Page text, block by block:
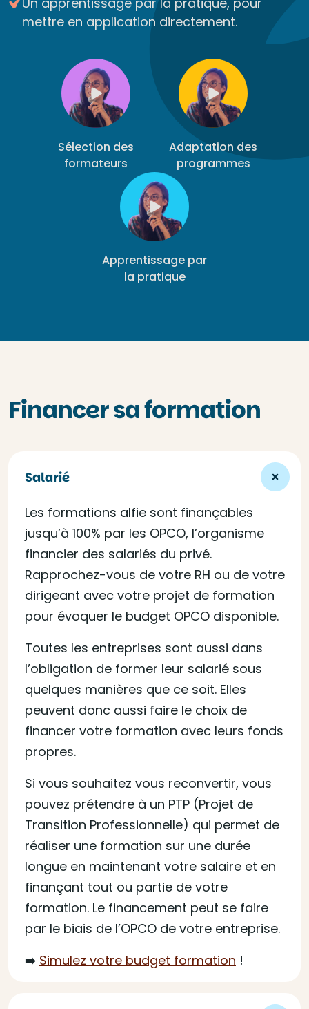
mettre en application directement.
Sélection des
formateurs
Adaptation des
programmes
Apprentissage par
la pratique
Financer sa formation
Salarié
Les formations alfie sont finançables
jusqu’à 100% par les OPCO, l’organisme
financier des salariés du privé.
Rapprochez-vous de votre RH ou de votre
dirigeant avec votre projet de formation
pour évoquer le budget OPCO disponible.
Toutes les entreprises sont aussi dans
l’obligation de former leur salarié sous
quelques manières que ce soit. Elles
peuvent donc aussi faire le choix de
financer votre formation avec leurs fonds
propres.
Si vous souhaitez vous reconvertir, vous
pouvez prétendre à un PTP (Projet de
Transition Professionnelle) qui permet de
réaliser une formation sur une durée
longue en maintenant votre salaire et en
finançant tout ou partie de votre
formation. Le financement peut se faire
par le biais de l’OPCO de votre entreprise.
➡️ Simulez votre budget formation !